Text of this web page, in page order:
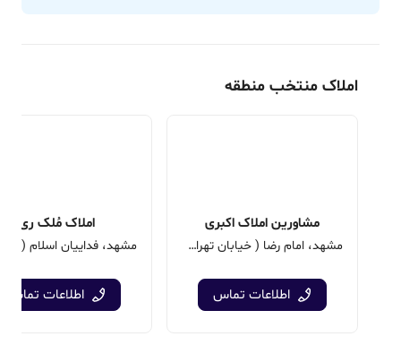
املاک منتخب منطقه
مشاورین املاک اکبری
مشهد، امام رضا ( خیابان تهران )، میدان بسیج، ابتدای خیابان فدائیان اسلام، پلاک 16
اطلاعات تماس
املاک مُلک ری
اطلاعات تماس